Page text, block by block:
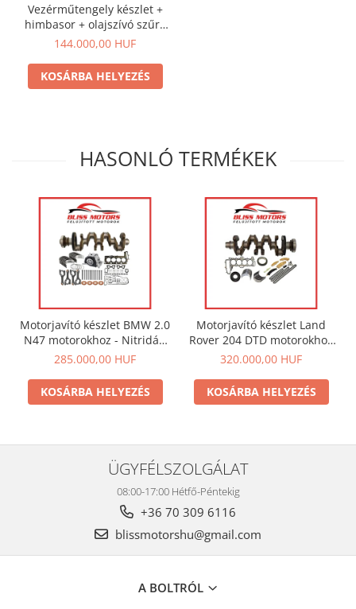
Vezérműtengely készlet +
himbasor + olajszívó szűrő
(Mazda 2.2 Skyactiv-D)
144.000,00 HUF
KOSÁRBA HELYEZÉS
HASONLÓ TERMÉKEK
Motorjavító készlet BMW 2.0
N47 motorokhoz - Nitridált
főtengely + csapágy készlet
tartalmazza.
285.000,00 HUF
KOSÁRBA HELYEZÉS
Motorjavító készlet Land
Rover 204 DTD motorokhoz
- Főtengely + csapágy
tartalmazza.
320.000,00 HUF
KOSÁRBA HELYEZÉS
ÜGYFÉLSZOLGÁLAT
08:00-17:00 Hétfő-Péntekig
+36 70 309 6116
blissmotorshu@gmail.com
A BOLTRÓL